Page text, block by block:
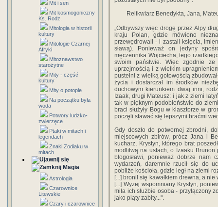
Mit i sen
Mit kosmogoniczny
Ks. Rodz.
Mitologia w historii
kultury
Mitologie Czarnej
Afryki
Mitoznawstwo
starożytne
Mity - część
kultury
Mity o potopie
Na początku była
woda
Potwory ludzko-
zwierzęce
Ptaki w mitach i
legendach
Znaki Zodiaku w
mitach
Magia
Astrologia
Czarownice
Litewskie
Czary i czarownice
Relikwiarz Benedykta, Jana,
„Odbywszy więc drogę przez Alpy
kraju Polan, gdzie mówiono
przewędrowali - i zastali księcia,
sławą). Ponieważ on jedyny
męczennika Wojciecha, tego
swoim państwie. Więc zgodnie ze
uprzejmością i z wielkim
pustelni z wielką gotowością
życia i dostarczał im środków
duchowym kierunkiem dwaj inni,
Izaak, drugi Mateusz: i jak z ziemi
tak w pięknym podobieństwie do
braci służyły Bogu w klasztorze w
poczęli stawać się lepszymi braćmi
Gdy doszło do potwornej zbrodni,
miejscowych zbirów, prócz Jana i
kucharz, Krystyn, którego brat
modlitwą na ustach, o Izaaku Brunon
błogosławi, ponieważ dobrze nam
wydarzeń, daremnie rzucił się do
pobliże kościoła, gdzie legł na ziemi
[...] bronił się kawałkiem drewna, a
[...] Wyżej wspomniany Krystyn,
miła ich służbie osoba - przyłączony
jako piąty zabity...".